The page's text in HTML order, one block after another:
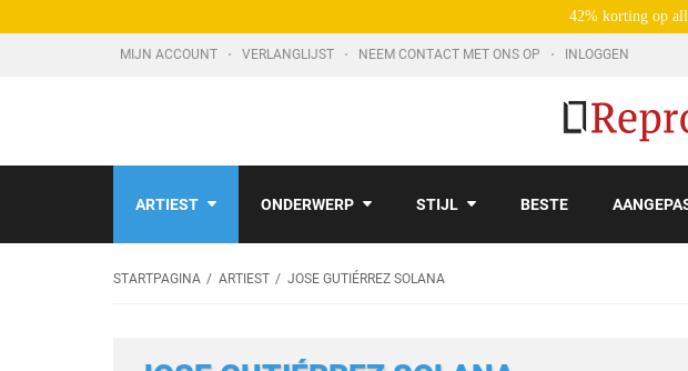
42% korting op
MIJN ACCOUNT VERLANGLIJST NEEM CONTACT MET ONS OP INLOGGEN
ARTIEST ONDERWERP STIJL BESTE
STARTPAGINA ARTIEST JOSE GUTIÉRREZ SOLANA